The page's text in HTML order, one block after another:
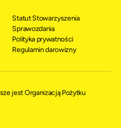
jest Organizacją Pożytku
Statut Stowarzyszenia
Sprawozdania
Polityka prywatności
Regulamin darowizny